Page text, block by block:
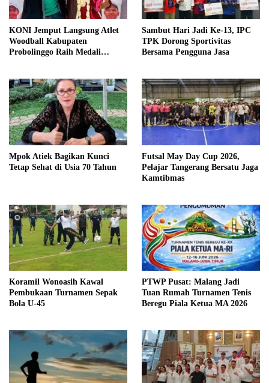
KONI Jemput Langsung Atlet
Woodball Kabupaten
Probolinggo Raih Medali
Sambut Hari Jadi Ke-13, IPC
TPK Dorong Sportivitas
Bersama Pengguna Jasa
Mpok Atiek Bagikan Kunci
Tetap Sehat di Usia 70 Tahun
Futsal May Day Cup 2026,
Pelajar Tangerang Bersatu Jaga
Kamtibmas
Koramil Wonoasih Kawal
Pembukaan Turnamen Sepak
Bola U-45
PTWP Pusat: Malang Jadi
Tuan Rumah Turnamen Tenis
Beregu Piala Ketua MA 2026